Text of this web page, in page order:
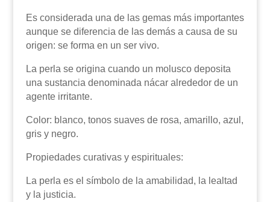
Es considerada una de las gemas más importantes
aunque se diferencia de las demás a causa de su
origen: se forma en un ser vivo.
La perla se origina cuando un molusco deposita
una sustancia denominada nácar alrededor de un
agente irritante.
Color: blanco, tonos suaves de rosa, amarillo, azul,
gris y negro.
Propiedades curativas y espirituales:
La perla es el símbolo de la amabilidad, la lealtad
y la justicia.